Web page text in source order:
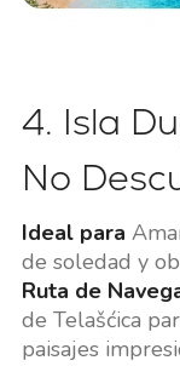
4. Isla
No
Ideal para
de soledad y
Ruta de
de Telašćica
paisajes